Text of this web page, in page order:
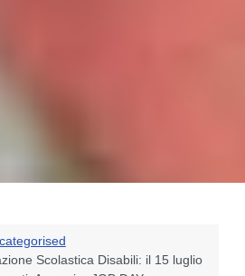
Scolastica Disabili: il 15 luglio